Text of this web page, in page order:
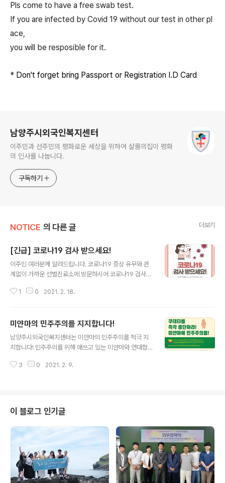
Pls come to have a free swab test.
If you are infected by Covid 19 without our test in other pl
ace,
you will be resposible for it.
* Don't forget bring Passport or Registration I.D Card
남양주시외국인복지센터
이주민과 선주민의 평화로운 세상을 위하여 샬롬의집이 평화
의 인사를 나눕니다.
구독하기
NOTICE 의 다른 글 더보기
[긴급] 코로나19 검사 받으세요!
이주민 여러분께 알려드립니다. 코로나19 증상 유무와 관
계없이 가까운 선별진료소에 방문하시어 코로나19 검사를
모두 가능 하며, 비밀보장 원칙하에 전화번호로 검사결과
希望外国人尽快在筛查诊所接受检查。 [费用全部
免费] 登录, 未登录外国人全部可以接受检查 ,并
且，在保密原则下， 我们将向您发送短信到您的
状需要检查时请积极进行检查。 ❐ Người nước n
1 0 2021. 2. 18.
미얀마의 민주주의를 지지합니다!
남양주시외국인복지센터는 미얀마의 민주주의를 적극 지
지합니다! 민주주의를 위해 애쓰고 있는 미얀마와 연대합
ns/304/pickets
3 0 2021. 2. 9.
이 블로그 인기글